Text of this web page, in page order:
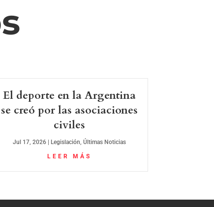
El deporte en la Argentina
se creó por las asociaciones
civiles
Jul 17, 2026 Legislación,Últimas Noticias
LEER MÁS